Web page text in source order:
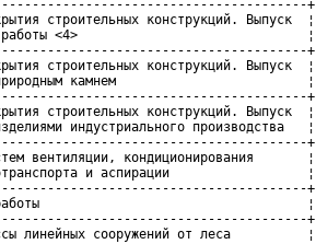
+
строительных конструкций. Выпуск  ¦
работы <4>                              ¦
+
строительных конструкций. Выпуск  ¦
камнем                         ¦
+
строительных конструкций. Выпуск  ¦
индустриального производства   ¦
+
вентиляции, кондиционирования       ¦
и аспирации                  ¦
+
работы                                   ¦
+
линейных сооружений от леса          ¦